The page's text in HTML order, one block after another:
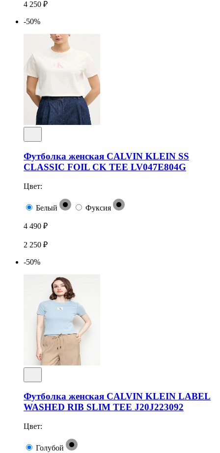
4 250 ₽
-50%
Футболка женская CALVIN KLEIN SS
CLASSIC FOIL CK TEE LV047E804G
Цвет:
Белый Фуксия
4 490 ₽
2 250 ₽
-50%
Футболка женская CALVIN KLEIN LABEL
WASHED RIB SLIM TEE J20J223092
Цвет:
Голубой